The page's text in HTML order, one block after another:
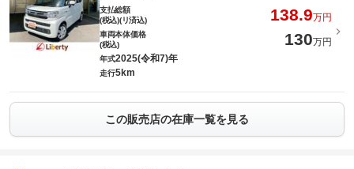
支払総額
(税込)(リ済込)
138.9万円
車両本体価格
(税込)
130万円
年式2025(令和7)年
走行5km
この販売店の在庫一覧を見る